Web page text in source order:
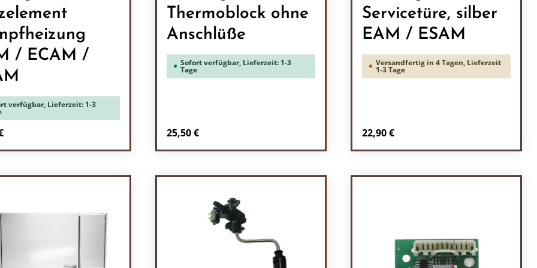
/ ECAM /
verfügbar, Lieferzeit: 1-3
Preis:
Thermoblock ohne
Anschlüße
Sofort verfügbar, Lieferzeit: 1-3
Tage
Regulärer Preis:
25,50 €
Servicetüre, silber
EAM / ESAM
Versandfertig in 4 Tagen, Lieferzeit
1-3 Tage
Regulärer Preis:
22,90 €